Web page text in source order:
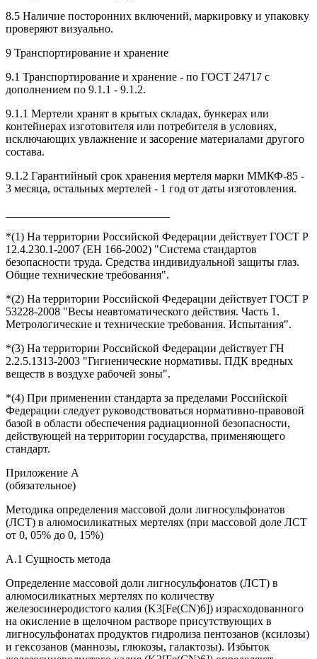
8.5 Наличие посторонних включений, маркировку и упаковку
проверяют визуально.
9 Транспортирование и хранение
9.1 Транспортирование и хранение - по ГОСТ 24717 с
дополнением по 9.1.1 - 9.1.2.
9.1.1 Мертели хранят в крытых складах, бункерах или
контейнерах изготовителя или потребителя в условиях,
исключающих увлажнение и засорение материалами другого
состава.
9.1.2 Гарантийный срок хранения мертеля марки ММКФ-85 -
3 месяца, остальных мертелей - 1 год от даты изготовления.
*(1) На территории Российской Федерации действует ГОСТ Р
12.4.230.1-2007 (ЕН 166-2002) "Система стандартов
безопасности труда. Средства индивидуальной защиты глаз.
Общие технические требования".
*(2) На территории Российской Федерации действует ГОСТ Р
53228-2008 "Весы неавтоматического действия. Часть 1.
Метрологические и технические требования. Испытания".
*(3) На территории Российской Федерации действует ГН
2.2.5.1313-2003 "Гигиенические нормативы. ПДК вредных
веществ в воздухе рабочей зоны".
*(4) При применении стандарта за пределами Российской
Федерации следует руководствоваться нормативно-правовой
базой в области обеспечения радиационной безопасности,
действующей на территории государства, применяющего
стандарт.
Приложение А
(обязательное)
Методика определения массовой доли лигносульфонатов
(ЛСТ) в алюмосиликатных мертелях (при массовой доле ЛСТ
от 0, 05% до 0, 15%)
А.1 Сущность метода
Определение массовой доли лигносульфонатов (ЛСТ) в
алюмосиликатных мертелях по количеству
железосинеродистого калия (K3[Fe(CN)6]) израсходованного
на окисление в щелочном растворе присутствующих в
лигносульфонатах продуктов гидролиза пентозанов (ксилозы)
и гексозанов (маннозы, глюкозы, галактозы). Избыток